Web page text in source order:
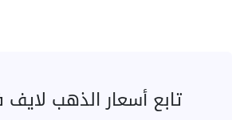
تابع أسعار الذهب